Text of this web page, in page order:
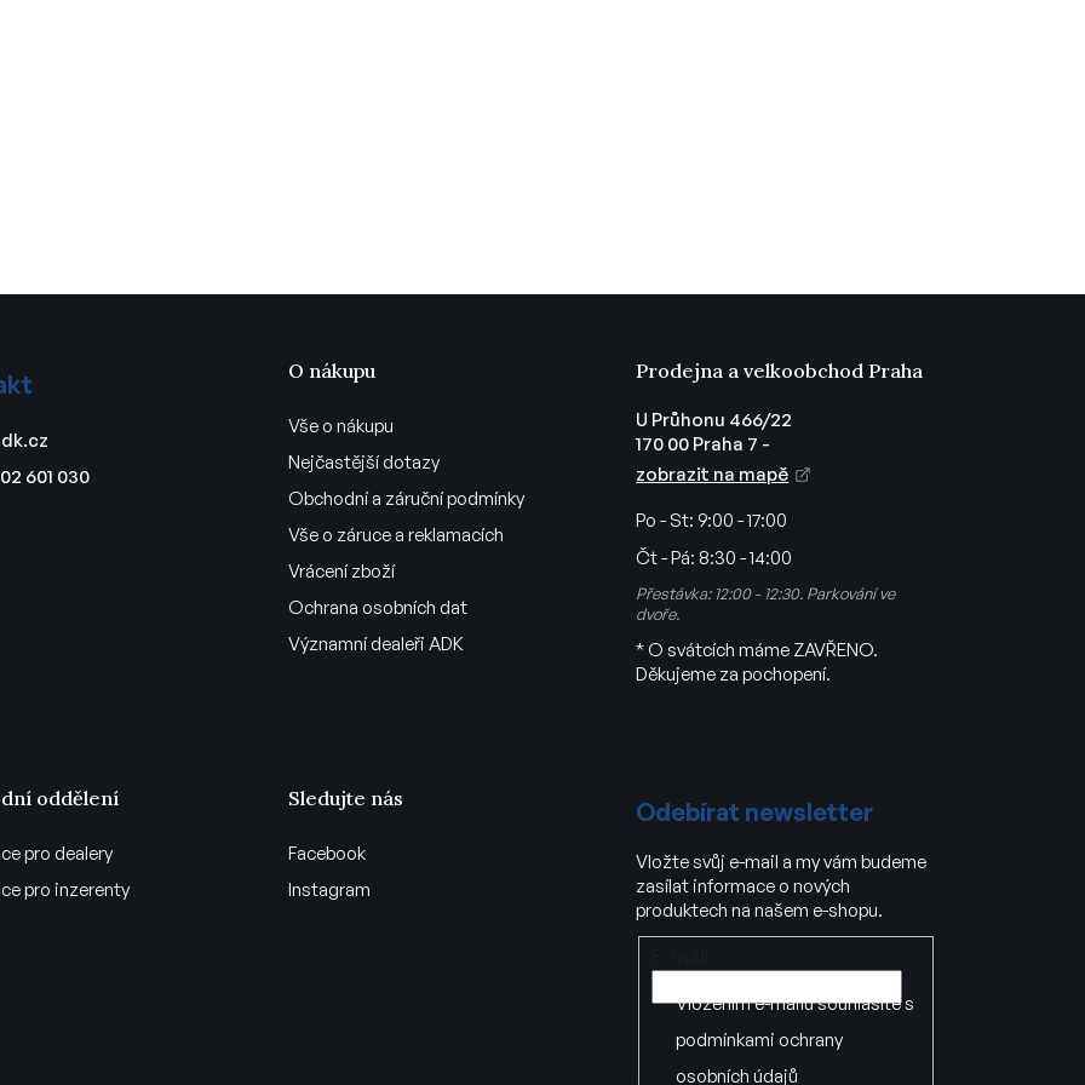
601 030
O nákupu
Vše o nákupu
Nejčastější dotazy
Obchodní a záruční podmínky
Vše o záruce a reklamacích
Vrácení zboží
Ochrana osobních dat
Významní dealeři ADK
Prodejna a velkoobchod Praha
U Průhonu 466/22
170 00 Praha 7 -
zobrazit na mapě
Po - St: 9:00 - 17:00
Čt - Pá: 8:30 - 14:00
Přestávka: 12:00 - 12:30. Parkování ve
dvoře.
* O svátcích máme ZAVŘENO.
Děkujeme za pochopení.
oddělení
pro dealery
pro inzerenty
Sledujte nás
Facebook
Instagram
Odebírat newsletter
Vložte svůj e-mail a my vám budeme
zasílat informace o nových
produktech na našem e-shopu.
Vložením e-mailu souhlasíte s
podmínkami ochrany
osobních údajů